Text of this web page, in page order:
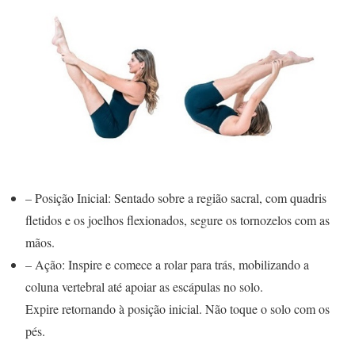
– Posição Inicial: Sentado sobre a região sacral, com quadris
fletidos e os joelhos flexionados, segure os tornozelos com as
mãos.
– Ação: Inspire e comece a rolar para trás, mobilizando a
coluna vertebral até apoiar as escápulas no solo.
Expire retornando à posição inicial. Não toque o solo com os
pés.